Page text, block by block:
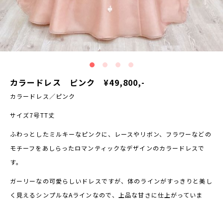
カラードレス ピンク ¥49,800,-
カラードレス／ピンク
サイズ7号TT丈
ふわっとしたミルキーなピンクに、レースやリボン、フラワーなどの
モチーフをあしらったロマンティックなデザインのカラードレスで
す。
ガーリーなの可愛らしいドレスですが、体のラインがすっきりと美し
く見えるシンプルなAラインなので、上品な甘さに仕上がっていま